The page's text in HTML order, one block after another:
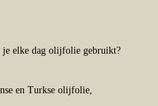
je elke dag olijfolie gebruikt?
en Turkse olijfolie,